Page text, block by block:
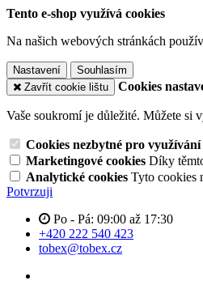
Tento e-shop využívá cookies
Na našich webových stránkách
Nastavení
Souhlasím
Zavřít cookie lištu
Cookies
Vaše soukromí je důležité. Můžete si
Cookies nezbytné pro využívání
Marketingové cookies Díky
Analytické cookies Tyto cookies
Potvrzuji
Po - Pá: 09:00 až 17:30
+420 222 540 423
tobex@tobex.cz